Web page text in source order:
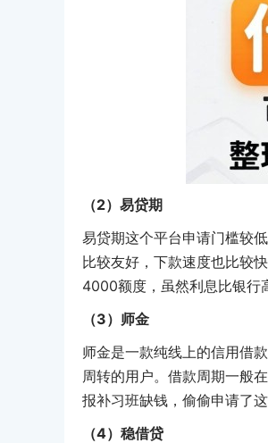
（2）易贷期
易贷期这个平台申请门槛较
比较友好，下款速度也比较
4000额度，虽然利息比银行
（3）师金
师金是一款纯线上的信用借
周转的用户。借款周期一般
报补习班缺钱，偷偷申请了
（4）稳借贷